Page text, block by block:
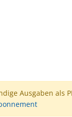
Ausgaben als